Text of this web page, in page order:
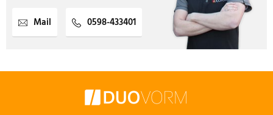
Mail 0598-433401